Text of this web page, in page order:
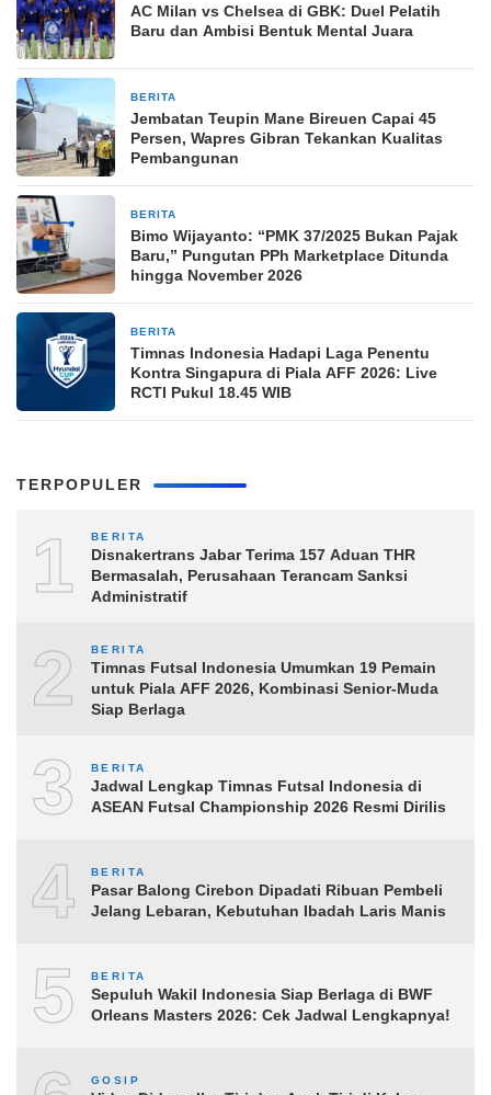
AC Milan vs Chelsea di GBK: Duel Pelatih
Baru dan Ambisi Bentuk Mental Juara
BERITA
Jembatan Teupin Mane Bireuen Capai 45
Persen, Wapres Gibran Tekankan Kualitas
Pembangunan
BERITA
Bimo Wijayanto: “PMK 37/2025 Bukan Pajak
Baru,” Pungutan PPh Marketplace Ditunda
hingga November 2026
BERITA
Timnas Indonesia Hadapi Laga Penentu
Kontra Singapura di Piala AFF 2026: Live
RCTI Pukul 18.45 WIB
TERPOPULER
1 BERITA
Disnakertrans Jabar Terima 157 Aduan THR
Bermasalah, Perusahaan Terancam Sanksi
Administratif
2 BERITA
Timnas Futsal Indonesia Umumkan 19 Pemain
untuk Piala AFF 2026, Kombinasi Senior-Muda
Siap Berlaga
3 BERITA
Jadwal Lengkap Timnas Futsal Indonesia di
ASEAN Futsal Championship 2026 Resmi Dirilis
4 BERITA
Pasar Balong Cirebon Dipadati Ribuan Pembeli
Jelang Lebaran, Kebutuhan Ibadah Laris Manis
5 BERITA
Sepuluh Wakil Indonesia Siap Berlaga di BWF
Orleans Masters 2026: Cek Jadwal Lengkapnya!
GOSIP